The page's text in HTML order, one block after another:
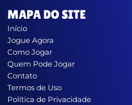
MAPA DO SITE
Início
Jogue Agora
Como Jogar
Quem Pode Jogar
Contato
Termos de Uso
Política de Privacidade